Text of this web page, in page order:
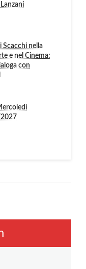
Scacchi nella
e nel Cinema:
con